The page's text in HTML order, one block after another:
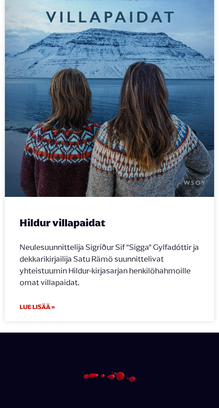
Hildur villapaidat
Neulesuunnittelija Sigríður Sif ”Sigga” Gylfadóttir ja
dekkarikirjailija Satu Rämö suunnittelivat
yhteistuumin Hildur-kirjasarjan henkilöhahmoille
omat villapaidat.
LUE LISÄÄ »